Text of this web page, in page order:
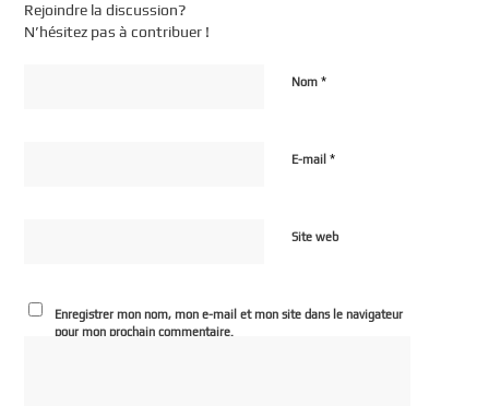
Rejoindre la discussion?
N’hésitez pas à contribuer !
Nom*
E-mail*
Site web
Enregistrer mon nom, mon e-mail et mon site dans le navigateur
pour mon prochain commentaire.